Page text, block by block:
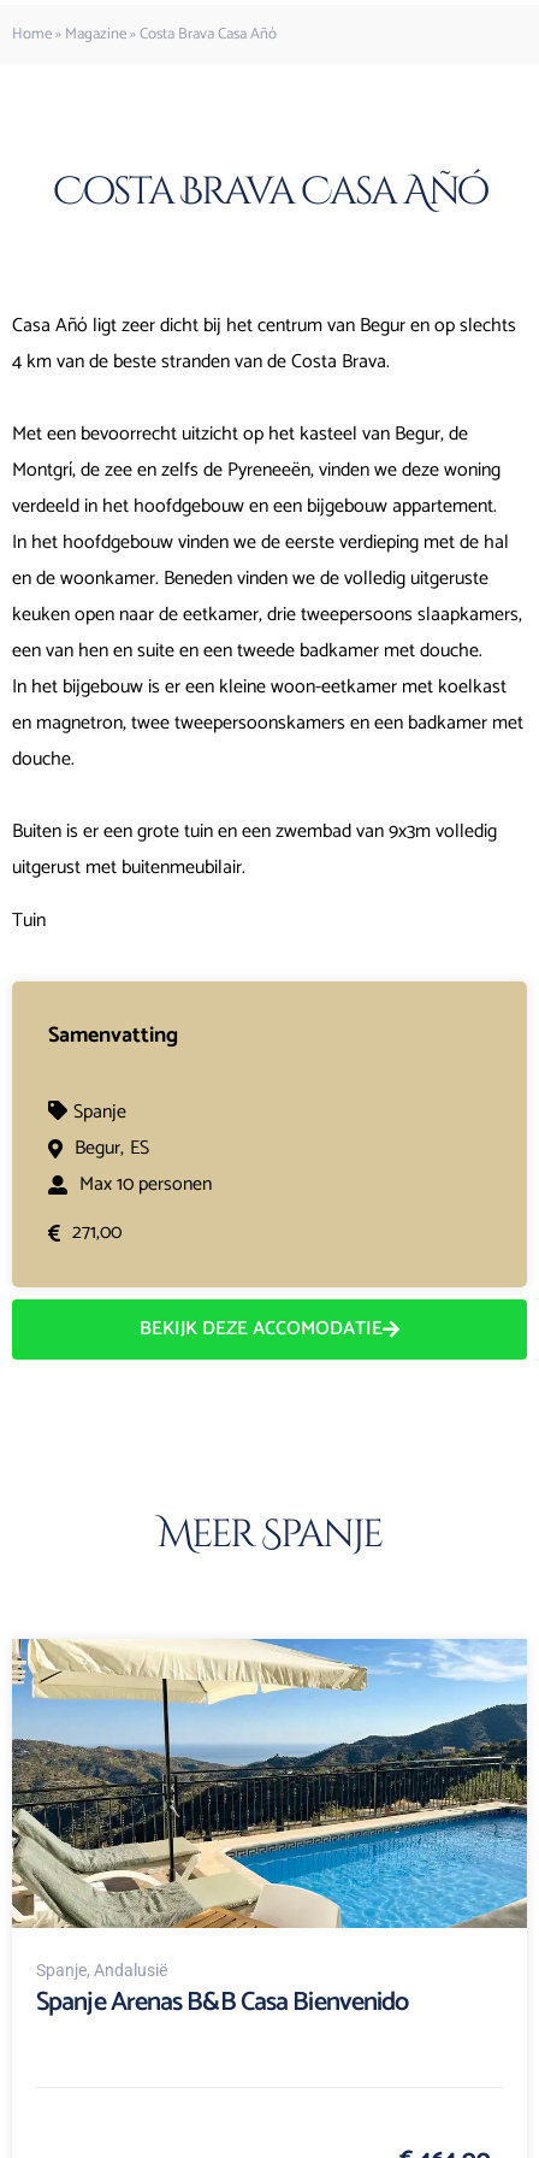
Home»Magazine»Costa Brava Casa Añó
Costa Brava Casa Añó
Casa Añó ligt zeer dicht bij het centrum van Begur en op slechts
4 km van de beste stranden van de Costa Brava.
Met een bevoorrecht uitzicht op het kasteel van Begur, de
Montgrí, de zee en zelfs de Pyreneeën, vinden we deze woning
verdeeld in het hoofdgebouw en een bijgebouw appartement.
In het hoofdgebouw vinden we de eerste verdieping met de hal
en de woonkamer. Beneden vinden we de volledig uitgeruste
keuken open naar de eetkamer, drie tweepersoons slaapkamers,
een van hen en suite en een tweede badkamer met douche.
In het bijgebouw is er een kleine woon-eetkamer met koelkast
en magnetron, twee tweepersoonskamers en een badkamer met
douche.
Buiten is er een grote tuin en een zwembad van 9x3m volledig
uitgerust met buitenmeubilair.
Tuin
Samenvatting
Spanje
Begur, ES
Max 10 personen
271,00
BEKIJK DEZE ACCOMODATIE
Meer Spanje
Spanje, Andalusië
Spanje Arenas B&B Casa Bienvenido